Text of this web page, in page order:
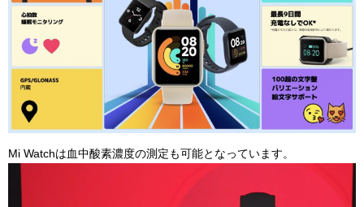
Mi Watchは血中酸素濃度の測定も可能となっています。